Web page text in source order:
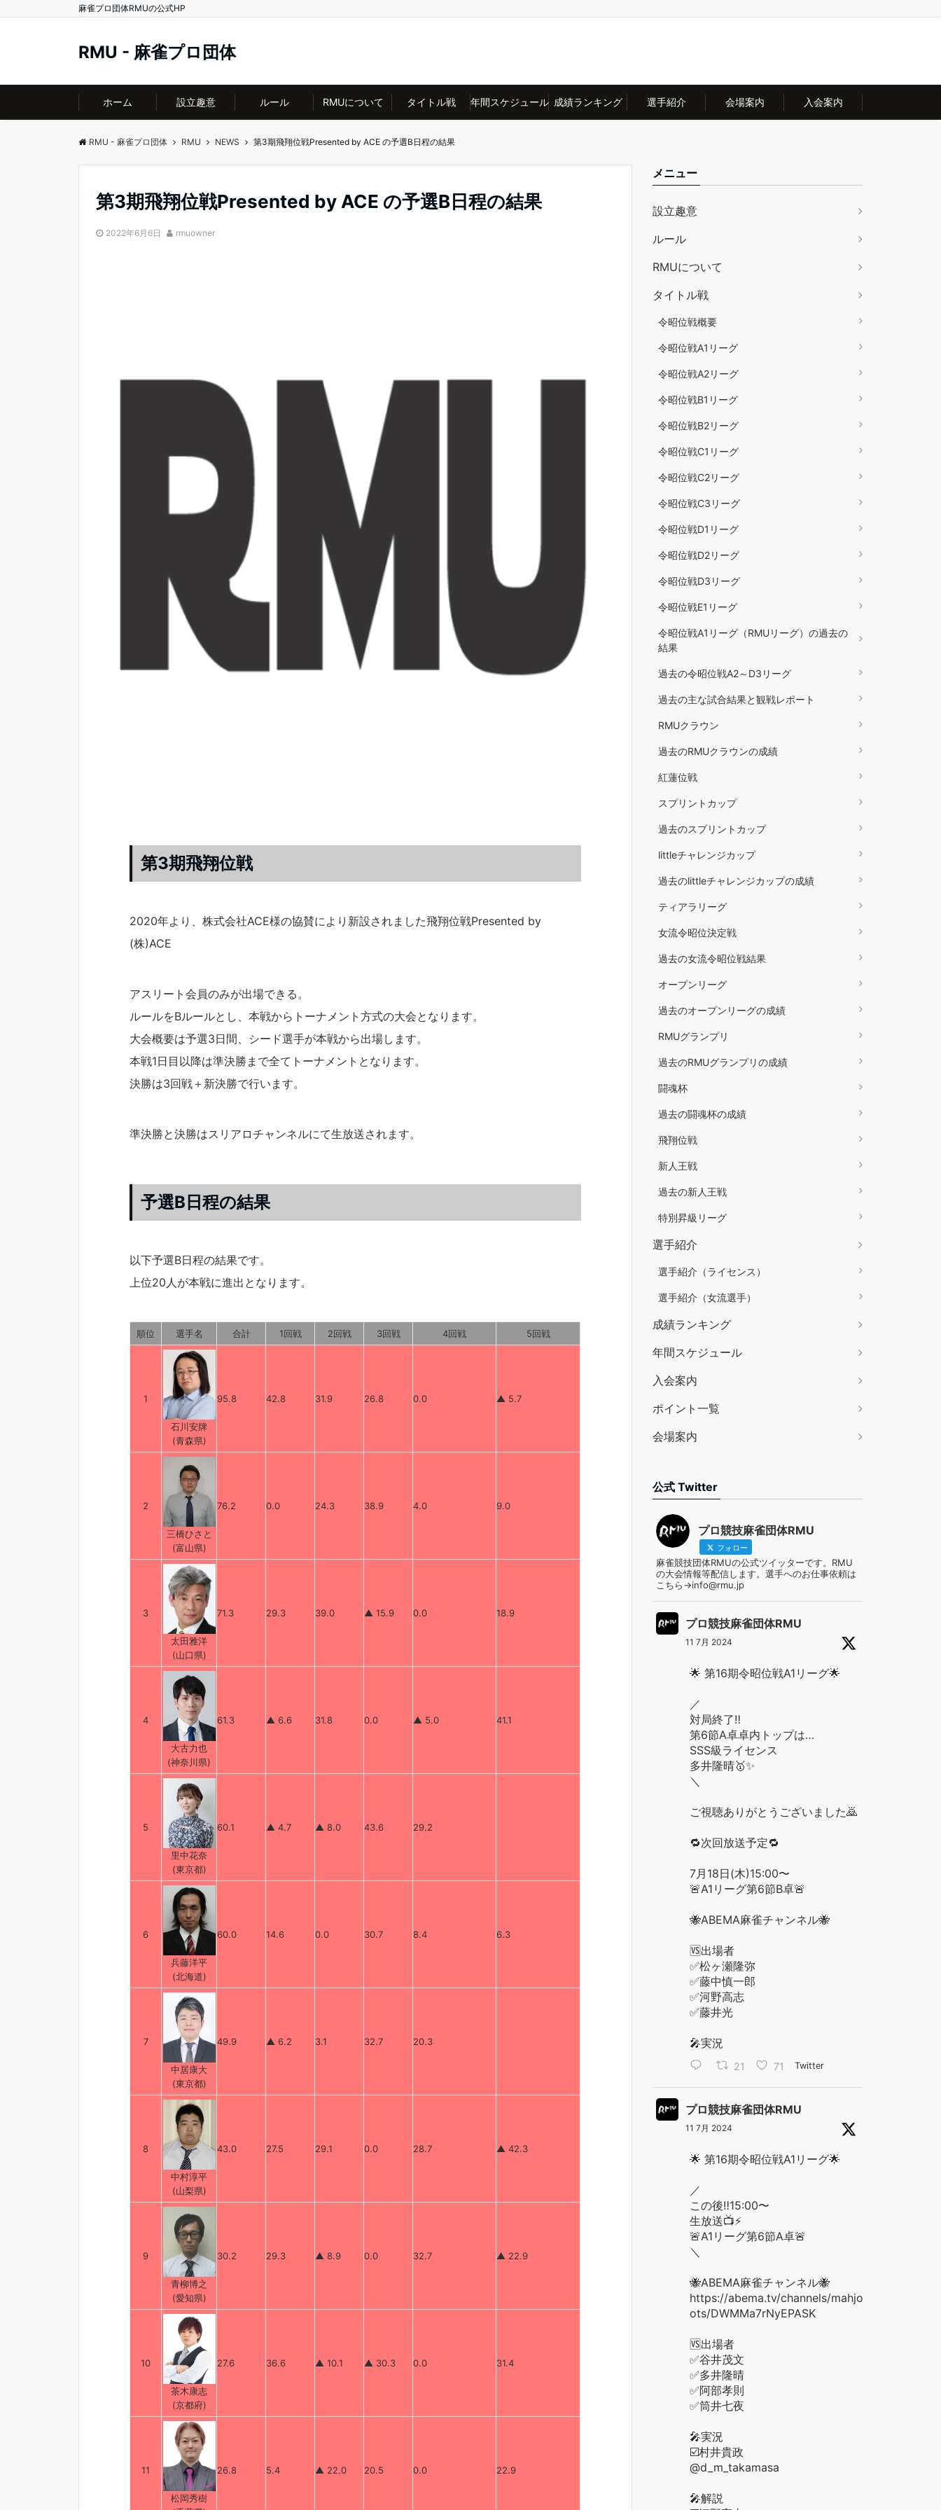
麻雀プロ団体RMUの公式HP
RMU - 麻雀プロ団体
ホーム 設立趣意 ルール RMUについて タイトル戦 年間スケジュール 成績ランキング 選手紹介 会場案内 入会案内
RMU - 麻雀プロ団体 RMU NEWS 第3期飛翔位戦Presented by ACE の予選B日程の結果
第3期飛翔位戦Presented by ACE の予選B日程の結果
2022年6月6日 rmuowner
第3期飛翔位戦
2020年より、株式会社ACE様の協賛により新設されました飛翔位戦Presented by
(株)ACE
アスリート会員のみが出場できる。
ルールをBルールとし、本戦からトーナメント方式の大会となります。
大会概要は予選3日間、シード選手が本戦から出場します。
本戦1日目以降は準決勝まで全てトーナメントとなります。
決勝は3回戦＋新決勝で行います。
準決勝と決勝はスリアロチャンネルにて生放送されます。
予選B日程の結果
以下予選B日程の結果です。
上位20人が本戦に進出となります。
順位 選手名 合計 1回戦 2回戦 3回戦 4回戦 5回戦
1
石川安牌
(青森県)
95.8 42.8 31.9 26.8 0.0 ▲ 5.7
2
三橋ひさと
(富山県)
76.2 0.0 24.3 38.9 4.0 9.0
3
太田雅洋
(山口県)
71.3 29.3 39.0 ▲ 15.9 0.0 18.9
4
大古力也
(神奈川県)
61.3 ▲ 6.6 31.8 0.0 ▲ 5.0 41.1
5
里中花奈
(東京都)
60.1 ▲ 4.7 ▲ 8.0 43.6 29.2
6
兵藤洋平
(北海道)
60.0 14.6 0.0 30.7 8.4 6.3
7
中居康大
(東京都)
49.9 ▲ 6.2 3.1 32.7 20.3
8
中村淳平
(山梨県)
43.0 27.5 29.1 0.0 28.7 ▲ 42.3
9
青柳博之
(愛知県)
30.2 29.3 ▲ 8.9 0.0 32.7 ▲ 22.9
10
茶木康志
(京都府)
27.6 36.6 ▲ 10.1 ▲ 30.3 0.0 31.4
11
松岡秀樹
26.8 5.4 ▲ 22.0 20.5 0.0 22.9
メニュー
設立趣意
ルール
RMUについて
タイトル戦
令昭位戦概要
令昭位戦A1リーグ
令昭位戦A2リーグ
令昭位戦B1リーグ
令昭位戦B2リーグ
令昭位戦C1リーグ
令昭位戦C2リーグ
令昭位戦C3リーグ
令昭位戦D1リーグ
令昭位戦D2リーグ
令昭位戦D3リーグ
令昭位戦E1リーグ
令昭位戦A1リーグ（RMUリーグ）の過去の
結果
過去の令昭位戦A2～D3リーグ
過去の主な試合結果と観戦レポート
RMUクラウン
過去のRMUクラウンの成績
紅蓮位戦
スプリントカップ
過去のスプリントカップ
littleチャレンジカップ
過去のlittleチャレンジカップの成績
ティアラリーグ
女流令昭位決定戦
過去の女流令昭位戦結果
オープンリーグ
過去のオープンリーグの成績
RMUグランプリ
過去のRMUグランプリの成績
闘魂杯
過去の闘魂杯の成績
飛翔位戦
新人王戦
過去の新人王戦
特別昇級リーグ
選手紹介
選手紹介（ライセンス）
選手紹介（女流選手）
成績ランキング
年間スケジュール
入会案内
ポイント一覧
会場案内
公式 Twitter
プロ競技麻雀団体RMU
フォロー
麻雀競技団体RMUの公式ツイッターです。RMU
の大会情報等配信します。選手へのお仕事依頼は
こちら→info@rmu.jp
プロ競技麻雀団体RMU
11 7月 2024
🌟 第16期令昭位戦A1リーグ🌟
／
対局終了‼️
第6節A卓卓内トップは…
SSS級ライセンス
多井隆晴🥇✨
＼
ご視聴ありがとうございました🙇
🔁次回放送予定🔁
7月18日(木)15:00〜
🚨A1リーグ第6節B卓🚨
🐝ABEMA麻雀チャンネル🐝
🆚出場者
✅松ヶ瀬隆弥
✅藤中慎一郎
✅河野高志
✅藤井光
🎤実況
21 71 Twitter
プロ競技麻雀団体RMU
11 7月 2024
🌟 第16期令昭位戦A1リーグ🌟
／
この後‼️15:00〜
生放送📺⚡️
🚨A1リーグ第6節A卓🚨
＼
🐝ABEMA麻雀チャンネル🐝
https://abema.tv/channels/mahjong/sl
ots/DWMMa7rNyEPASK
🆚出場者
✅谷井茂文
✅多井隆晴
✅阿部孝則
✅筒井七夜
🎤実況
☑️村井貴政
@d_m_takamasa
🎤解説